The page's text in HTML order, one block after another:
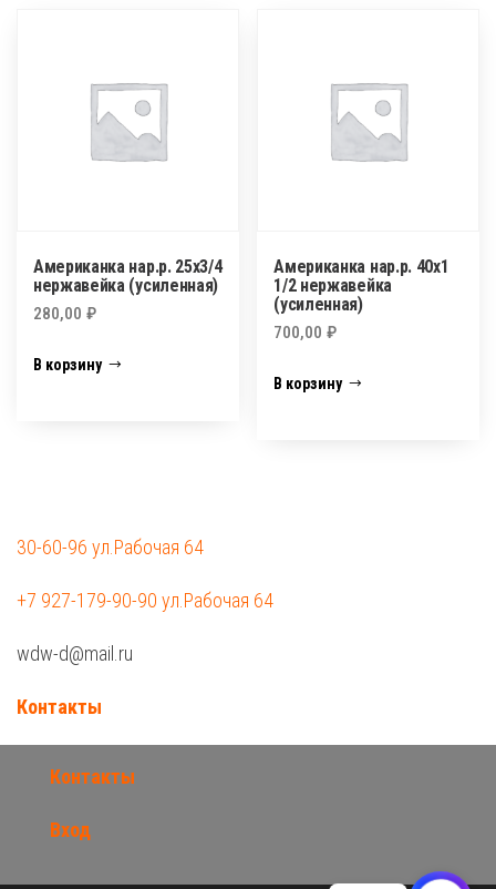
Американка нар.р. 25х3/4
нержавейка (усиленная)
280,00 ₽
В корзину
Американка нар.р. 40х1
1/2 нержавейка
(усиленная)
700,00₽
В корзину
30-60-96 ул.Рабочая 64
+7 927-179-90-90 ул.Рабочая 64
wdw-d@mail.ru
Контакты
Контакты
Вход